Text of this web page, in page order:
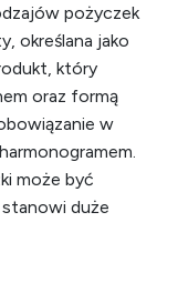
pożyczek
określana jako
który
oraz formą
w
może być
duże